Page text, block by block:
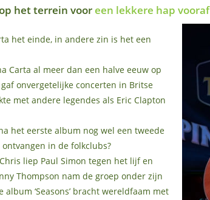
het terrein vooreen lekkere hap vooraf
het einde, in andere zin is het een
Carta al meer dan een halve eeuw op
onvergetelijke concerten in Britse
met andere legendes als Eric Clapton
het eerste album nog wel een tweede
in de folkclubs?
liep Paul Simon tegen het lijf en
Thompson nam de groep onder zijn
album ‘Seasons’ bracht wereldfaam met